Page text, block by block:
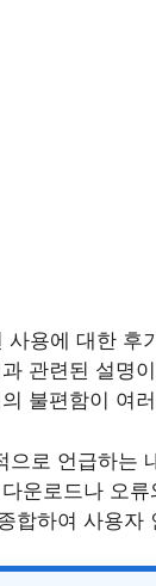
사용에 대한 후
관련된 설명
불편함이 여
으로 언급하는
운로드나 오
합하여 사용자